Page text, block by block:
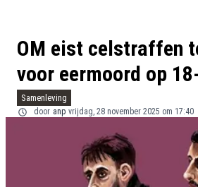
OM eist celstraffen
voor eermoord op
Samenleving
door anp vrijdag, 28 november 2025 om 17:40